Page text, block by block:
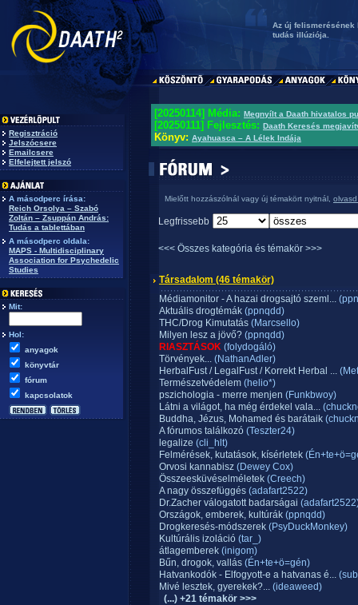
Az új felismerésének
tudás illúziója.
Regisztráció
Jelszócsere
Emailcsere
Elfelejtett jelszó
A másodperc írása:
Reich Orsolya – Szabó
Zoltán – Zsuppán András:
Tudás a tablettában
A másodperc oldala:
MAPS - Multidisciplinary
Association for Psychedelic
Studies
Mit:
Hol:
anyagok
könyvtár
fórum
kapcsolatok
[20250114] Média: Megnyílt a Daath hivatalos
[20250111] Fejlesztés: Daath Keresés
Könyv: Ayahuasca – A Lélek Indája
Mielőtt hozzászólnál vagy új témakört nyitnál,
Legfrissebb
<<< Összes kategória és témakör >>>
Társadalom (46 témakör)
Médiamonitor - A hazai drogsajtó szeml...
Aktuális drogtémák (ppnqdd)
THC/Drog Kimutatás (Marcsello)
Milyen lesz a jövő? (ppnqdd)
RIASZTÁSOK (folydogáló)
Törvények... (NathanAdler)
HerbalFust / LegalFust / Korrekt Herbal ...
Természetvédelem (helio*)
pszichologia - merre menjen (Funkbwoy)
Látni a világot, ha még érdekel vala...
Buddha, Jézus, Mohamed és barátaik
A fórumos találkozó (Teszter24)
legalize (cli_hlt)
Felmérések, kutatások, kísérletek
Orvosi kannabisz (Dewey Cox)
Összeesküvéselméletek (Creech)
A nagy összefüggés (adafart2522)
Dr.Zacher válogatott badarságai
Országok, emberek, kultúrák (ppnqdd)
Drogkeresés-módszerek (PsyDuckMonkey)
Kultúrális izoláció (tar_)
átlagemberek (inigom)
Bűn, drogok, vallás (Én+te+ö=gén)
Hatvankodók - Elfogyott-e a hatvanas é...
Mivé lesztek, gyerekek?... (ideaweed)
(...) +21 témakör >>>